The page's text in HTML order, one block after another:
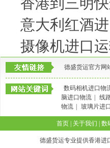
意大利红酒
摄像机进口
德盛货运官方网
数码相机进口物
脑进口物流
线
物流
玻璃片进
首页| 关于我们 数
德盛货运专业提供香港